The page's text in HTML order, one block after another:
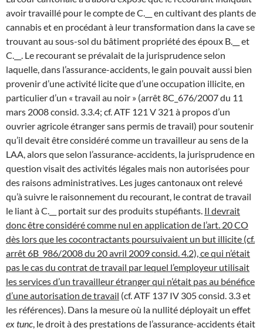
avoir travaillé pour le compte de C.__ en cultivant des plants de
cannabis et en procédant à leur transformation dans la cave se
trouvant au sous-sol du bâtiment propriété des époux B.__ et
C.__. Le recourant se prévalait de la jurisprudence selon
laquelle, dans l’assurance-accidents, le gain pouvait aussi bien
provenir d’une activité licite que d’une occupation illicite, en
particulier d’un « travail au noir » (arrêt 8C_676/2007 du 11
mars 2008 consid. 3.3.4; cf. ATF 121 V 321 à propos d’un
ouvrier agricole étranger sans permis de travail) pour soutenir
qu’il devait être considéré comme un travailleur au sens de la
LAA, alors que selon l’assurance-accidents, la jurisprudence en
question visait des activités légales mais non autorisées pour
des raisons administratives. Les juges cantonaux ont relevé
qu’à suivre le raisonnement du recourant, le contrat de travail
le liant à C.__ portait sur des produits stupéfiants. Il devrait
donc être considéré comme nul en application de l’art. 20 CO
dès lors que les cocontractants poursuivaient un but illicite (cf.
arrêt 6B_986/2008 du 20 avril 2009 consid. 4.2), ce qui n’était
pas le cas du contrat de travail par lequel l’employeur utilisait
les services d’un travailleur étranger qui n’était pas au bénéfice
d’une autorisation de travail (cf. ATF 137 IV 305 consid. 3.3 et
les références). Dans la mesure où la nullité déployait un effet
ex tunc , le droit à des prestations de l’assurance-accidents était